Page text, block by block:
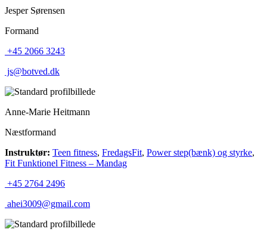
Jesper Sørensen
Formand
+45 2066 3243
js@botved.dk
Anne-Marie Heitmann
Næstformand
Instruktør: Teen fitness, FredagsFit, Power step(bænk) og styrke,
Fit Funktionel Fitness – Mandag
+45 2764 2496
ahei3009@gmail.com